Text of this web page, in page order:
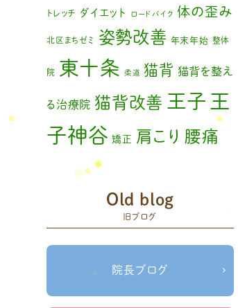
2023年2月 (1)
2023年1月(2)
2022年11月(1)
2022年10月(1)
2022年9月(1)
2022年5月(2)
2022年4月 (2)
トレッチ ダイエット ロードバイク 体の歪み
北区まちゼミ 姿勢改善 年末年始 整体
院 東十条 柔道 猫背 猫背を整え
る治療院 猫背改善 王子 王
子神谷 矯正 肩こり 腰痛
膝の痛み
赤羽 足の歪み改善
＃せなかリペア
法 ＃治療院せなかリペア＃ねこぜを整
Old blog
旧ブログ
院長ブログ